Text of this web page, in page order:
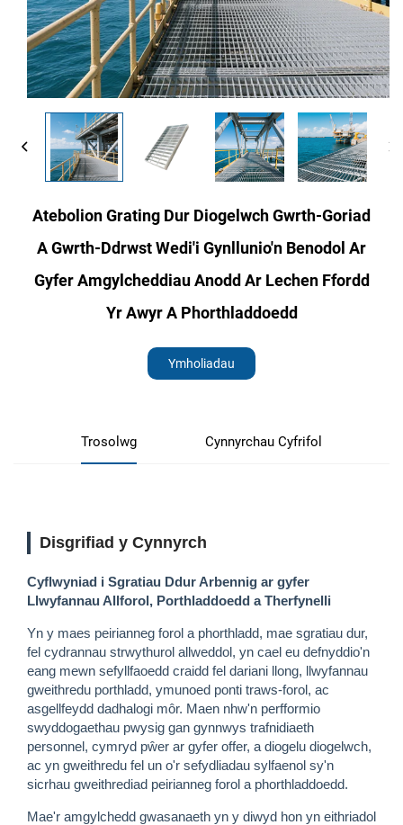
Atebolion Grating Dur Diogelwch Gwrth-Goriad
A Gwrth-Ddrwst Wedi'i Gynllunio'n Benodol Ar
Gyfer Amgylcheddiau Anodd Ar Lechen Ffordd
Yr Awyr A Phorthladdoedd
Ymholiadau
Trosolwg Cynnyrchau Cyfrifol
Disgrifiad y Cynnyrch
Cyflwyniad i Sgratiau Ddur Arbennig ar gyfer
Llwyfannau Allforol, Porthladdoedd a Therfynelli
Yn y maes peirianneg forol a phorthladd, mae sgratiau dur,
fel cydrannau strwythurol allweddol, yn cael eu defnyddio'n
eang mewn sefyllfaoedd craidd fel dariani llong, llwyfannau
gweithredu porthladd, ymunoed ponti traws-forol, ac
asgellfeydd dadhalogi môr. Maen nhw'n perfformio
swyddogaethau pwysig gan gynnwys trafnidiaeth
personnel, cymryd pŵer ar gyfer offer, a diogelu diogelwch,
ac yn gweithredu fel un o'r sefydliadau sylfaenol sy'n
sicrhau gweithrediad peirianneg forol a phorthladdoedd.
Mae'r amgylchedd gwasanaeth yn y diwyd hon yn eithriadol